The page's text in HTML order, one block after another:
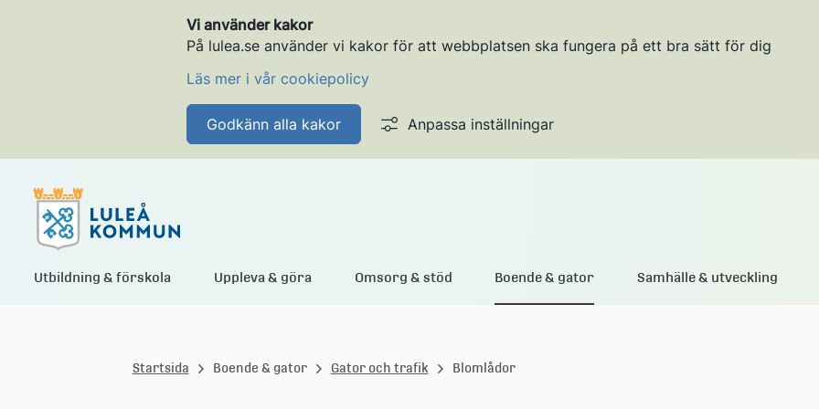
Vi använder kakor
På lulea.se använder vi kakor för att webbplatsen ska fungera på ett bra sätt för dig
Läs mer i vår cookiepolicy
Godkänn alla kakor Anpassa inställningar
L
Utbildning & förskola Uppleva & göra Omsorg & stöd Boende & gator Samhälle & utveckling
Startsida Boende & gator Gator och trafik Blomlådor